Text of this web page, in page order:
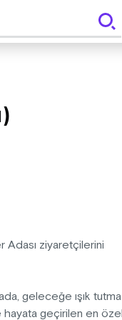
Adası ziyaretçilerini
geleceğe ışık tutma
hayata geçirilen en özel